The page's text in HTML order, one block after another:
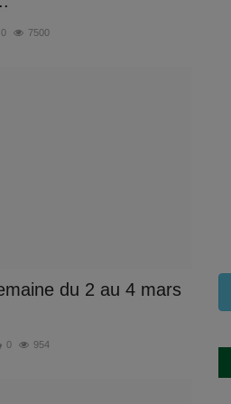
0 7500
du 2 au 4 mars
0 954